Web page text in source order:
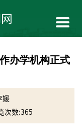
办学机构正式
媛
次数:365